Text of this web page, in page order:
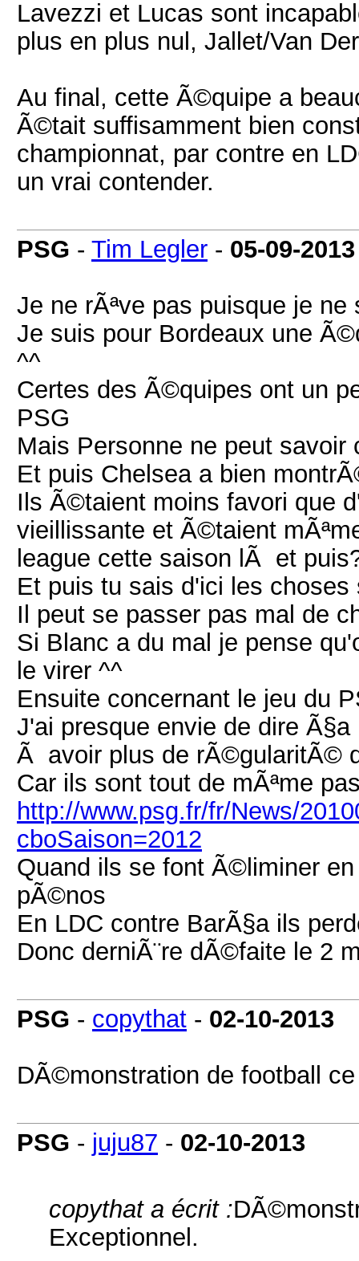
Lavezzi et Lucas sont
plus en plus nul, Jallet/Van
Au final, cette Ã©quipe a
Ã©tait suffisamment bien
championnat, par contre en
un vrai contender.
PSG - Tim Legler - 05-09-2013
Je ne rÃªve pas puisque je
Je suis pour Bordeaux une
^^
Certes des Ã©quipes ont un
PSG
Mais Personne ne peut
Et puis Chelsea a bien
Ils Ã©taient moins favori que
vieillissante et Ã©taient
league cette saison lÃ et
Et puis tu sais d'ici les
Il peut se passer pas mal de
Si Blanc a du mal je pense
le virer ^^
Ensuite concernant le jeu du
J'ai presque envie de dire
Ã avoir plus de rÃ©gularitÃ©
Car ils sont tout de mÃªme
http://www.psg.fr/fr/News/
cboSaison=2012
Quand ils se font Ã©liminer
pÃ©nos
En LDC contre BarÃ§a ils
Donc derniÃ¨re dÃ©faite le 2
PSG - copythat - 02-10-2013
DÃ©monstration de football
PSG - juju87 - 02-10-2013
copythat a écrit :
Exceptionnel.